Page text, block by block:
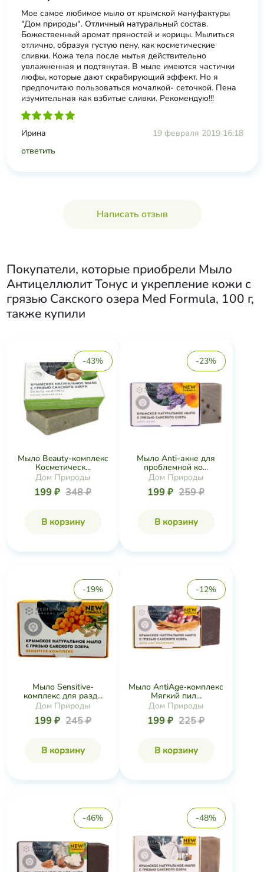
Мое самое любимое мыло от крымской мануфактуры
"Дом природы". Отличный натуральный состав.
Божественный аромат пряностей и корицы. Мылиться
отлично, образуя густую пену, как косметические
сливки. Кожа тела после мытья действительно
увлажненная и подтянутая. В мыле имеются частички
люфы, которые дают скрабирующий эффект. Но я
предпочитаю пользоваться мочалкой- сеточкой. Пена
изумительная как взбитые сливки. Рекомендую!!!
Ирина
19 февраля 2019 16:18
ответить
Написать отзыв
Покупатели, которые приобрели Мыло
Антицеллюлит Тонус и укрепление кожи с
грязью Сакского озера Med Formula, 100 г,
также купили
-43%
Мыло Beauty-комплекс
Косметическ...
Дом Природы
199 ₽ 348 ₽
В корзину
-23%
Мыло Anti-акне для
проблемной ко...
Дом Природы
199 ₽ 259 ₽
В корзину
-19%
Мыло Sensitive-
комплекс для разд...
Дом Природы
199 ₽ 245 ₽
В корзину
-12%
Мыло AntiАge-комплекс
Мягкий пил...
Дом Природы
199 ₽ 225 ₽
В корзину
-46% -48%